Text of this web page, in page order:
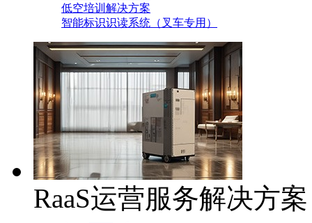
低空培训解决方案
智能标识识读系统（叉车专用）
RaaS运营服务解决方案